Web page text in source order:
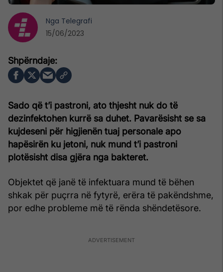
Sado që t’i pastroni, ato thjesht nuk do të
dezinfektohen kurrë sa duhet. Pavarësisht se sa
kujdeseni për higjienën tuaj personale apo
hapësirën ku jetoni, nuk mund t’i pastroni
plotësisht disa gjëra nga bakteret.
Objektet që janë të infektuara mund të bëhen
shkak për puçrra në fytyrë, erëra të pakëndshme,
por edhe probleme më të rënda shëndetësore.
Nga Telegrafi
15/06/2023